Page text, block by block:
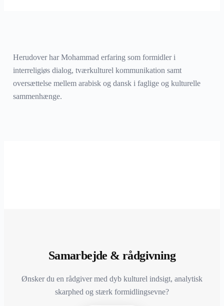
Herudover har Mohammad erfaring som formidler i
interreligiøs dialog, tværkulturel kommunikation samt
oversættelse mellem arabisk og dansk i faglige og kulturelle
sammenhænge.
Samarbejde & rådgivning
Ønsker du en rådgiver med dyb kulturel indsigt, analytisk
skarphed og stærk formidlingsevne?